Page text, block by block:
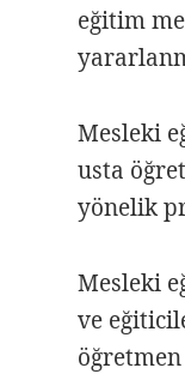
eğitim
Mesleki
usta
yönelik
Mesleki
ve